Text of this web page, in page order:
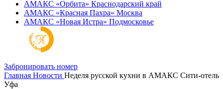
АМАКС «‎Орбита» Краснодарский край
АМАКС «‎Красная Пахра» Москва
АМАКС «‎Новая Истра» Подмосковье
Забронировать номер
Главная Новости Неделя русской кухни в АМАКС Сити-отель
Уфа